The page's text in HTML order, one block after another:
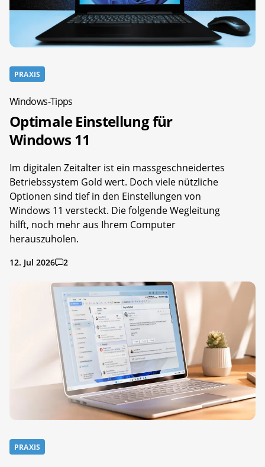
PRAXIS
Windows-Tipps
Optimale Einstellung für
Windows 11
Im digitalen Zeitalter ist ein massgeschneidertes
Betriebssystem Gold wert. Doch viele nützliche
Optionen sind tief in den Einstellungen von
Windows 11 versteckt. Die folgende Wegleitung
hilft, noch mehr aus Ihrem Computer
herauszuholen.
12. Jul 2026 2
PRAXIS